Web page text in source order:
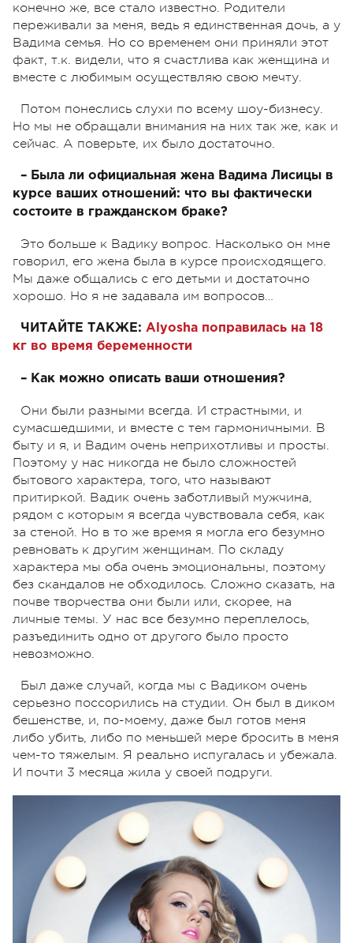
конечно же, все стало известно. Родители
переживали за меня, ведь я единственная дочь, а у
Вадима семья. Но со временем они приняли этот
факт, т.к. видели, что я счастлива как женщина и
вместе с любимым осуществляю свою мечту.
Потом понеслись слухи по всему шоу-бизнесу.
Но мы не обращали внимания на них так же, как и
сейчас. А поверьте, их было достаточно.
– Была ли официальная жена Вадима Лисицы в
курсе ваших отношений: что вы фактически
состоите в гражданском браке?
Это больше к Вадику вопрос. Насколько он мне
говорил, его жена была в курсе происходящего.
Мы даже общались с его детьми и достаточно
хорошо. Но я не задавала им вопросов…
ЧИТАЙТЕ ТАКЖЕ: Alyosha поправилась на 18
кг во время беременности
– Как можно описать ваши отношения?
Они были разными всегда. И страстными, и
сумасшедшими, и вместе с тем гармоничными. В
быту и я, и Вадим очень неприхотливы и просты.
Поэтому у нас никогда не было сложностей
бытового характера, того, что называют
притиркой. Вадик очень заботливый мужчина,
рядом с которым я всегда чувствовала себя, как
за стеной. Но в то же время я могла его безумно
ревновать к другим женщинам. По складу
характера мы оба очень эмоциональны, поэтому
без скандалов не обходилось. Сложно сказать, на
почве творчества они были или, скорее, на
личные темы. У нас все безумно переплелось,
разъединить одно от другого было просто
невозможно.
Был даже случай, когда мы с Вадиком очень
серьезно поссорились на студии. Он был в диком
бешенстве, и, по-моему, даже был готов меня
либо убить, либо по меньшей мере бросить в меня
чем-то тяжелым. Я реально испугалась и убежала.
И почти 3 месяца жила у своей подруги.